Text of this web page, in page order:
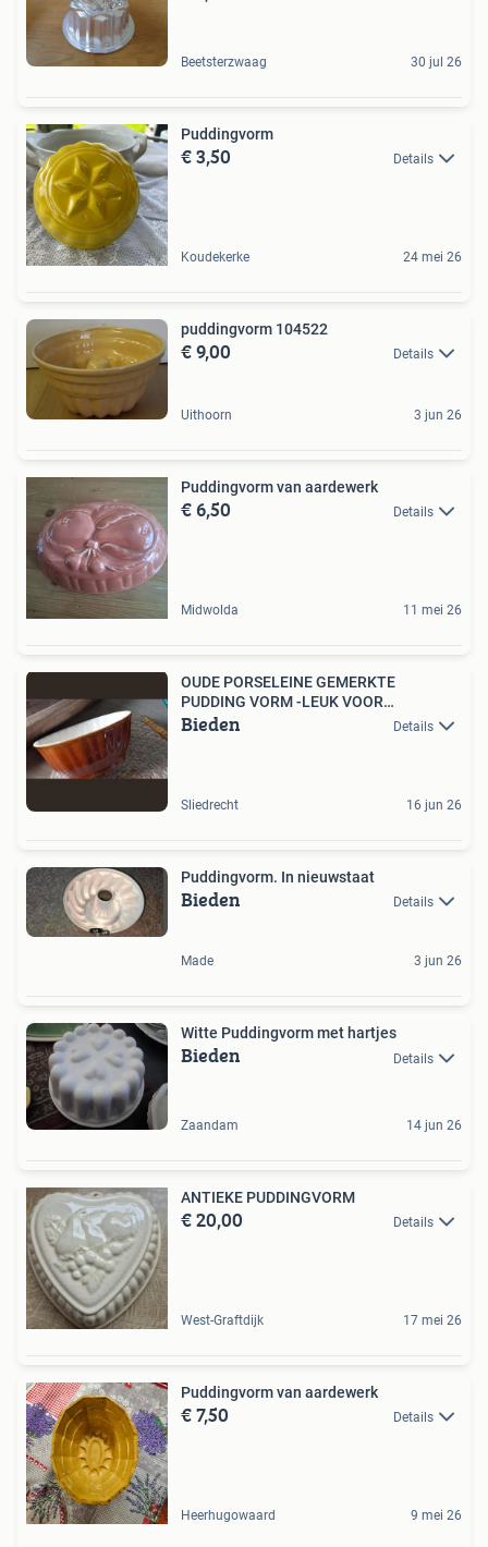
Beetsterzwaag 30 jul 26
Puddingvorm
€ 3,50 Details
Koudekerke 24 mei 26
puddingvorm 104522
€ 9,00 Details
Uithoorn 3 jun 26
Puddingvorm van aardewerk
€ 6,50 Details
Midwolda 11 mei 26
OUDE PORSELEINE GEMERKTE
PUDDING VORM -LEUK VOOR
DECORATIE
Bieden Details
Sliedrecht 16 jun 26
Puddingvorm. In nieuwstaat
Bieden Details
Made 3 jun 26
Witte Puddingvorm met hartjes
Bieden Details
Zaandam 14 jun 26
ANTIEKE PUDDINGVORM
€ 20,00 Details
West-Graftdijk 17 mei 26
Puddingvorm van aardewerk
€ 7,50 Details
Heerhugowaard 9 mei 26